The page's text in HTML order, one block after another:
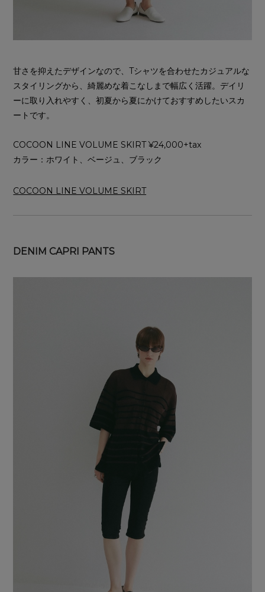
甘さを抑えたデザインなので、Tシャツを合わせたカジュアルな
スタイリングから、綺麗めな着こなしまで幅広く活躍。デイリ
ーに取り入れやすく、初夏から夏にかけておすすめしたいスカ
ートです。
COCOON LINE VOLUME SKIRT ¥24,000+tax
カラー：ホワイト、ベージュ、ブラック
COCOON LINE VOLUME SKIRT
DENIM CAPRI PANTS